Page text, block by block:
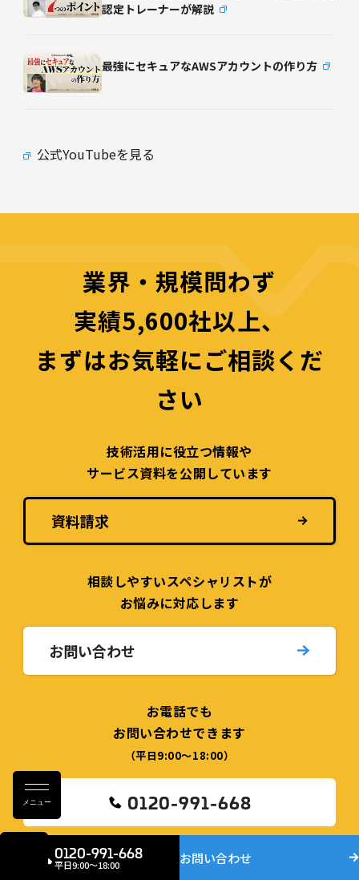
メニュー
認定トレーナーが解説
最強にセキュアなAWSアカウントの作り方
公式YouTubeを見る
業界・規模問わず
実績5,600社以上、
まずはお気軽にご相談くだ
さい
技術活用に役立つ情報や
サービス資料を公開しています
資料請求
相談しやすいスペシャリストが
お悩みに対応します
お問い合わせ
お電話でも
お問い合わせできます
（平日9:00〜18:00）
0120-991-668
0120-991-668
平日9:00〜18:00 お問い合わせ